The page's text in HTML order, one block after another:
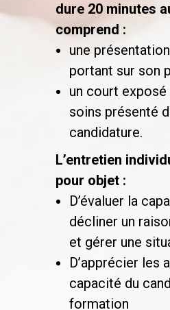
dure 20 minutes
comprend :
une
portant sur son
un court
soins présenté
candidature.
L’entretien
pour objet :
D’évaluer la
décliner un
et gérer une
D’apprécier les
capacité du
formation